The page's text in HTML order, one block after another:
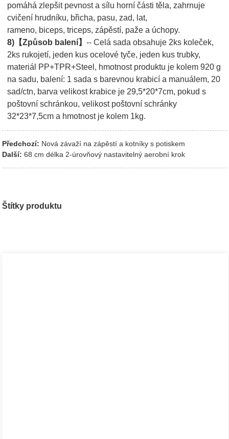
pomáhá zlepšit pevnost a sílu horní části těla, zahrnuje
cvičení hrudníku, břicha, pasu, zad, lat,
rameno, biceps, triceps, zápěstí, paže a úchopy.
8)【Způsob balení】-- Celá sada obsahuje 2ks koleček,
2ks rukojetí, jeden kus ocelové tyče, jeden kus trubky,
materiál PP+TPR+Steel, hmotnost produktu je kolem 920 g
na sadu, balení: 1 sada s barevnou krabicí a manuálem, 20
sad/ctn, barva velikost krabice je 29,5*20*7cm, pokud s
poštovní schránkou, velikost poštovní schránky
32*23*7,5cm a hmotnost je kolem 1kg.
Předchozí: Nová závaží na zápěstí a kotníky s potiskem
Další: 68 cm délka 2-úrovňový nastavitelný aerobní krok
Štítky produktu